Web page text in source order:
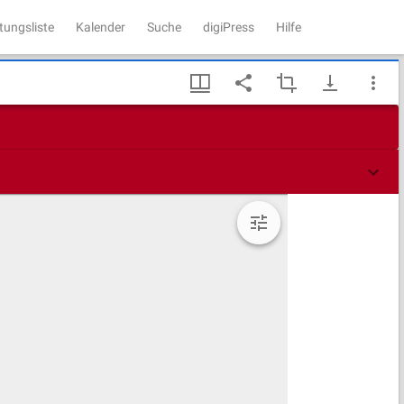
Kalender Suche digiPress Hilfe